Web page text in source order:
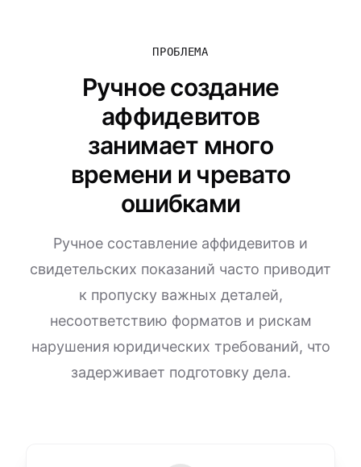
ПРОБЛЕМА
Ручное создание
аффидевитов
занимает много
времени и чревато
ошибками
Ручное составление аффидевитов и
свидетельских показаний часто приводит
к пропуску важных деталей,
несоответствию форматов и рискам
нарушения юридических требований, что
задерживает подготовку дела.